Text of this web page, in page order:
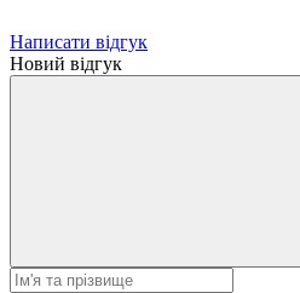
Написати відгук
Новий відгук